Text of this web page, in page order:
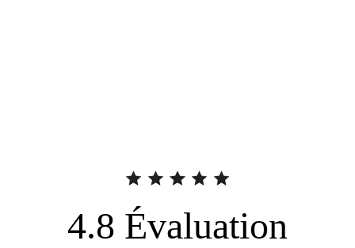
4.8 Évaluation